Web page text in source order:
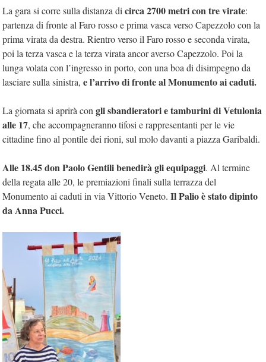
La gara si corre sulla distanza di circa 2700 metri con tre virate:
partenza di fronte al Faro rosso e prima vasca verso Capezzolo con la
prima virata da destra. Rientro verso il Faro rosso e seconda virata,
poi la terza vasca e la terza virata ancor averso Capezzolo. Poi la
lunga volata con l’ingresso in porto, con una boa di disimpegno da
lasciare sulla sinistra, e l’arrivo di fronte al Monumento ai caduti.
La giornata si aprirà con gli sbandieratori e tamburini di Vetulonia
alle 17, che accompagneranno tifosi e rappresentanti per le vie
cittadine fino al pontile dei rioni, sul molo davanti a piazza Garibaldi.
Alle 18.45 don Paolo Gentili benedirà gli equipaggi. Al termine
della regata alle 20, le premiazioni finali sulla terrazza del
Monumento ai caduti in via Vittorio Veneto. Il Palio è stato dipinto
da Anna Pucci.